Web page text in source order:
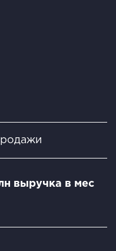
выручка в мес